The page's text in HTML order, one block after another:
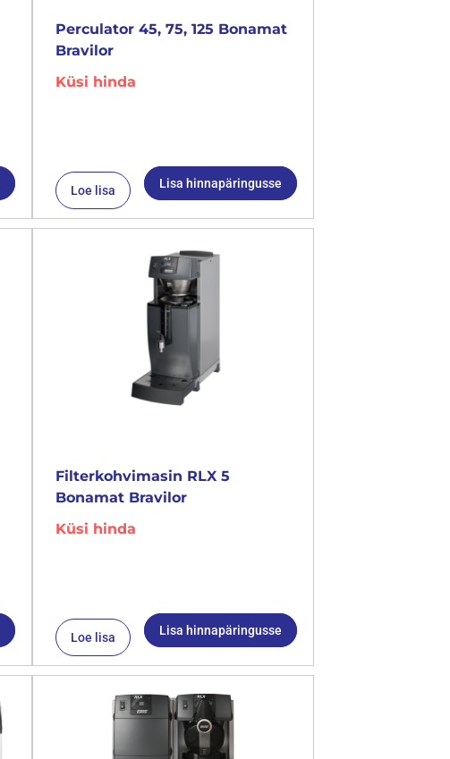
Perculator 45, 75, 125 Bonamat
Bravilor
Küsi hinda
Loe lisa Lisa hinnapäringusse
Filterkohvimasin RLX 5
Bonamat Bravilor
Küsi hinda
Loe lisa Lisa hinnapäringusse